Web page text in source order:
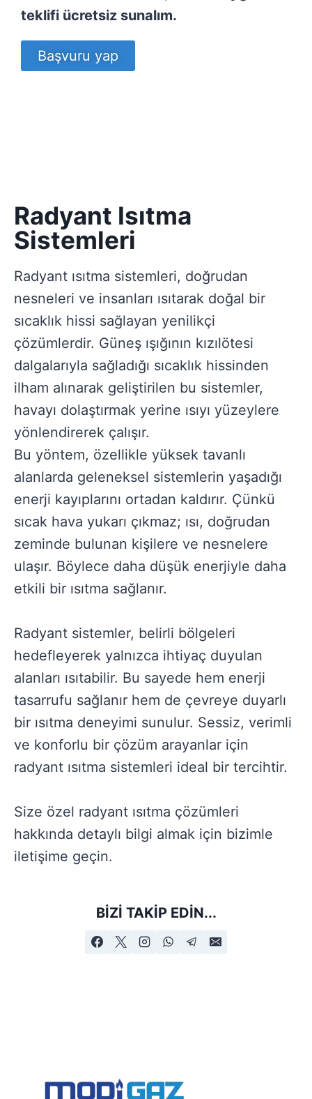
teklifi ücretsiz sunalım.
Başvuru yap
Radyant Isıtma
Sistemleri
Radyant ısıtma sistemleri, doğrudan
nesneleri ve insanları ısıtarak doğal bir
sıcaklık hissi sağlayan yenilikçi
çözümlerdir. Güneş ışığının kızılötesi
dalgalarıyla sağladığı sıcaklık hissinden
ilham alınarak geliştirilen bu sistemler,
havayı dolaştırmak yerine ısıyı yüzeylere
yönlendirerek çalışır.
Bu yöntem, özellikle yüksek tavanlı
alanlarda geleneksel sistemlerin yaşadığı
enerji kayıplarını ortadan kaldırır. Çünkü
sıcak hava yukarı çıkmaz; ısı, doğrudan
zeminde bulunan kişilere ve nesnelere
ulaşır. Böylece daha düşük enerjiyle daha
etkili bir ısıtma sağlanır.
Radyant sistemler, belirli bölgeleri
hedefleyerek yalnızca ihtiyaç duyulan
alanları ısıtabilir. Bu sayede hem enerji
tasarrufu sağlanır hem de çevreye duyarlı
bir ısıtma deneyimi sunulur. Sessiz, verimli
ve konforlu bir çözüm arayanlar için
radyant ısıtma sistemleri ideal bir tercihtir.
Size özel radyant ısıtma çözümleri
hakkında detaylı bilgi almak için bizimle
iletişime geçin.
BIZI TAKIP EDIN...